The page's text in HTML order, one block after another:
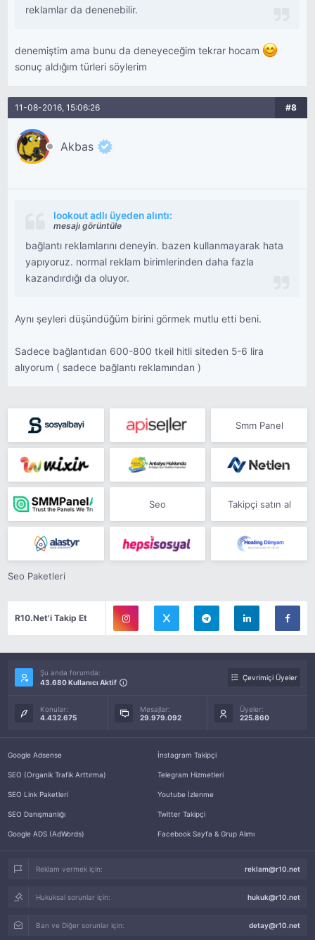
reklamlar da denenebilir.
denemiştim ama bunu da deneyeceğim tekrar hocam
sonuç aldığım türleri söylerim
11-08-2016, 15:06:26 #8
Akbas
lookout adlı üyeden alıntı:
mesajı görüntüle
bağlantı reklamlarını deneyin. bazen kullanmayarak hata
yapıyoruz. normal reklam birimlerinden daha fazla
kazandırdığı da oluyor.
Aynı şeyleri düşündüğüm birini görmek mutlu etti beni.
Sadece bağlantıdan 600-800 tkeil hitli siteden 5-6 lira
alıyorum ( sadece bağlantı reklamından )
Smm Panel
Seo Takipçi satın al
Seo Paketleri
R10.Net'i Takip Et
Şu anda forumda:
43.680 Kullanıcı Aktif
Çevrimiçi Üyeler
Konular:
4.432.675
Mesajlar:
29.979.092
Üyeler:
225.860
Google Adsense
SEO (Organik Trafik Arttırma)
SEO Link Paketleri
SEO Danışmanlığı
Google ADS (AdWords)
İnstagram Takipçi
Telegram Hizmetleri
Youtube İzlenme
Twitter Takipçi
Facebook Sayfa & Grup Alımı
Reklam vermek için: reklam@r10.net
Hukuksal sorunlar için: hukuk@r10.net
Ban ve Diğer sorunlar için: detay@r10.net